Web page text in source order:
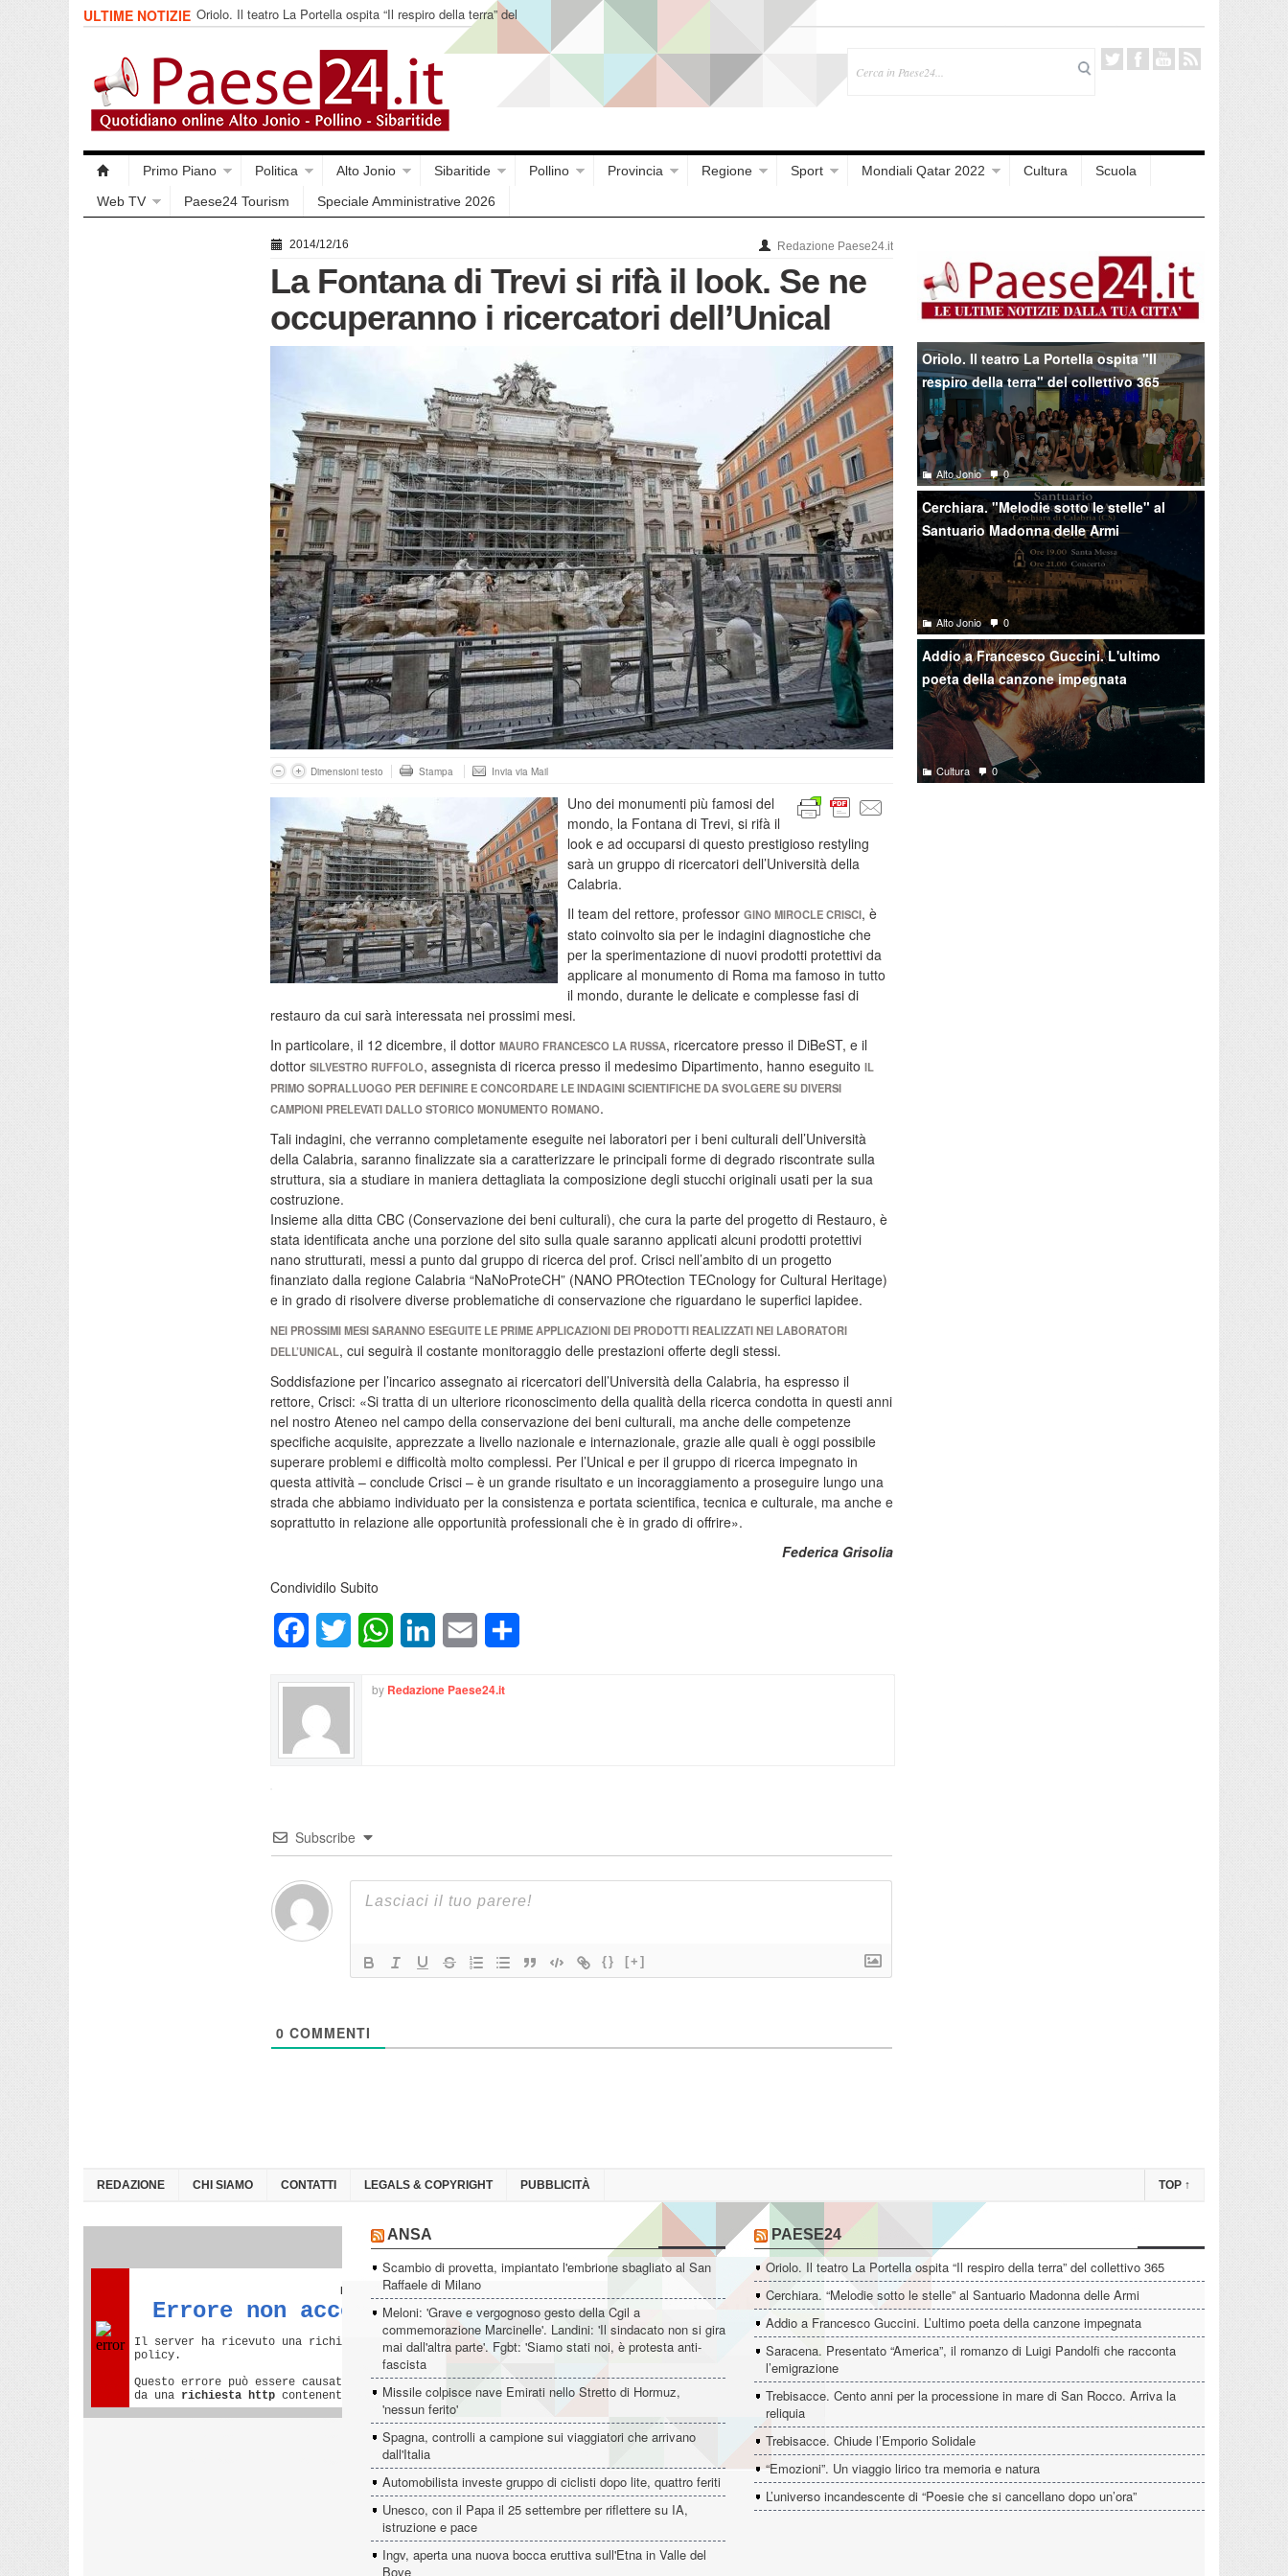
ULTIME NOTIZIE Oriolo. Il teatro La Portella ospita “Il respiro della terra” del
collettivo 365
Primo Piano Politica Alto Jonio Sibaritide Pollino Provincia Regione Sport Mondiali Qatar 2022 Cultura
Scuola
Web TV
Paese24 Tourism Speciale Amministrative 2026
2014/12/16 Redazione Paese24.it
La Fontana di Trevi si rifà il look. Se ne
occuperanno i ricercatori dell’Unical
Dimensioni testo Stampa Invia via Mail
Uno dei monumenti più famosi del
mondo, la Fontana di Trevi, si rifà il
look e ad occuparsi di questo prestigioso restyling
sarà un gruppo di ricercatori dell’Università della
Calabria.
Il team del rettore, professor GINO MIROCLE CRISCI, è
stato coinvolto sia per le indagini diagnostiche che
per la sperimentazione di nuovi prodotti protettivi da
applicare al monumento di Roma ma famoso in tutto
il mondo, durante le delicate e complesse fasi di
restauro da cui sarà interessata nei prossimi mesi.
In particolare, il 12 dicembre, il dottor MAURO FRANCESCO LA RUSSA, ricercatore presso il DiBeST, e il
dottor SILVESTRO RUFFOLO, assegnista di ricerca presso il medesimo Dipartimento, hanno eseguito IL
PRIMO SOPRALLUOGO PER DEFINIRE E CONCORDARE LE INDAGINI SCIENTIFICHE DA SVOLGERE SU DIVERSI
CAMPIONI PRELEVATI DALLO STORICO MONUMENTO ROMANO.
Tali indagini, che verranno completamente eseguite nei laboratori per i beni culturali dell’Università
della Calabria, saranno finalizzate sia a caratterizzare le principali forme di degrado riscontrate sulla
struttura, sia a studiare in maniera dettagliata la composizione degli stucchi originali usati per la sua
costruzione.
Insieme alla ditta CBC (Conservazione dei beni culturali), che cura la parte del progetto di Restauro, è
stata identificata anche una porzione del sito sulla quale saranno applicati alcuni prodotti protettivi
nano strutturati, messi a punto dal gruppo di ricerca del prof. Crisci nell’ambito di un progetto
finanziato dalla regione Calabria “NaNoProteCH” (NANO PROtection TECnology for Cultural Heritage)
e in grado di risolvere diverse problematiche di conservazione che riguardano le superfici lapidee.
NEI PROSSIMI MESI SARANNO ESEGUITE LE PRIME APPLICAZIONI DEI PRODOTTI REALIZZATI NEI LABORATORI
DELL’UNICAL, cui seguirà il costante monitoraggio delle prestazioni offerte degli stessi.
Soddisfazione per l’incarico assegnato ai ricercatori dell’Università della Calabria, ha espresso il
rettore, Crisci: «Si tratta di un ulteriore riconoscimento della qualità della ricerca condotta in questi anni
nel nostro Ateneo nel campo della conservazione dei beni culturali, ma anche delle competenze
specifiche acquisite, apprezzate a livello nazionale e internazionale, grazie alle quali è oggi possibile
superare problemi e difficoltà molto complessi. Per l’Unical e per il gruppo di ricerca impegnato in
questa attività – conclude Crisci – è un grande risultato e un incoraggiamento a proseguire lungo una
strada che abbiamo individuato per la consistenza e portata scientifica, tecnica e culturale, ma anche e
soprattutto in relazione alle opportunità professionali che è in grado di offrire».
Federica Grisolia
Condividilo Subito
FacebookTwitter WhatsAppLinkedInEmail
by Redazione Paese24.it
Subscribe
{} [+]
0 COMMENTI
Oriolo. Il teatro La Portella ospita "Il
respiro della terra" del collettivo 365
Alto Jonio 0
Cerchiara. "Melodie sotto le stelle" al
Santuario Madonna delle Armi
Alto Jonio 0
Addio a Francesco Guccini. L'ultimo
poeta della canzone impegnata
Cultura 0
REDAZIONE CHI SIAMO CONTATTI LEGALS & COPYRIGHT PUBBLICITÀ TOP ↑
ANSA
Scambio di provetta, impiantato l'embrione sbagliato al San
Raffaele di Milano
Meloni: 'Grave e vergognoso gesto della Cgil a
commemorazione Marcinelle'. Landini: 'Il sindacato non si gira
mai dall'altra parte'. Fgbt: 'Siamo stati noi, è protesta anti-
fascista
Missile colpisce nave Emirati nello Stretto di Hormuz,
'nessun ferito'
Spagna, controlli a campione sui viaggiatori che arrivano
dall'Italia
Automobilista investe gruppo di ciclisti dopo lite, quattro feriti
Unesco, con il Papa il 25 settembre per riflettere su IA,
istruzione e pace
Ingv, aperta una nuova bocca eruttiva sull'Etna in Valle del
Bove
PAESE24
Oriolo. Il teatro La Portella ospita “Il respiro della terra” del collettivo 365
Cerchiara. “Melodie sotto le stelle” al Santuario Madonna delle Armi
Addio a Francesco Guccini. L’ultimo poeta della canzone impegnata
Saracena. Presentato “America”, il romanzo di Luigi Pandolfi che racconta
l’emigrazione
Trebisacce. Cento anni per la processione in mare di San Rocco. Arriva la
reliquia
Trebisacce. Chiude l’Emporio Solidale
“Emozioni”. Un viaggio lirico tra memoria e natura
L’universo incandescente di “Poesie che si cancellano dopo un’ora”